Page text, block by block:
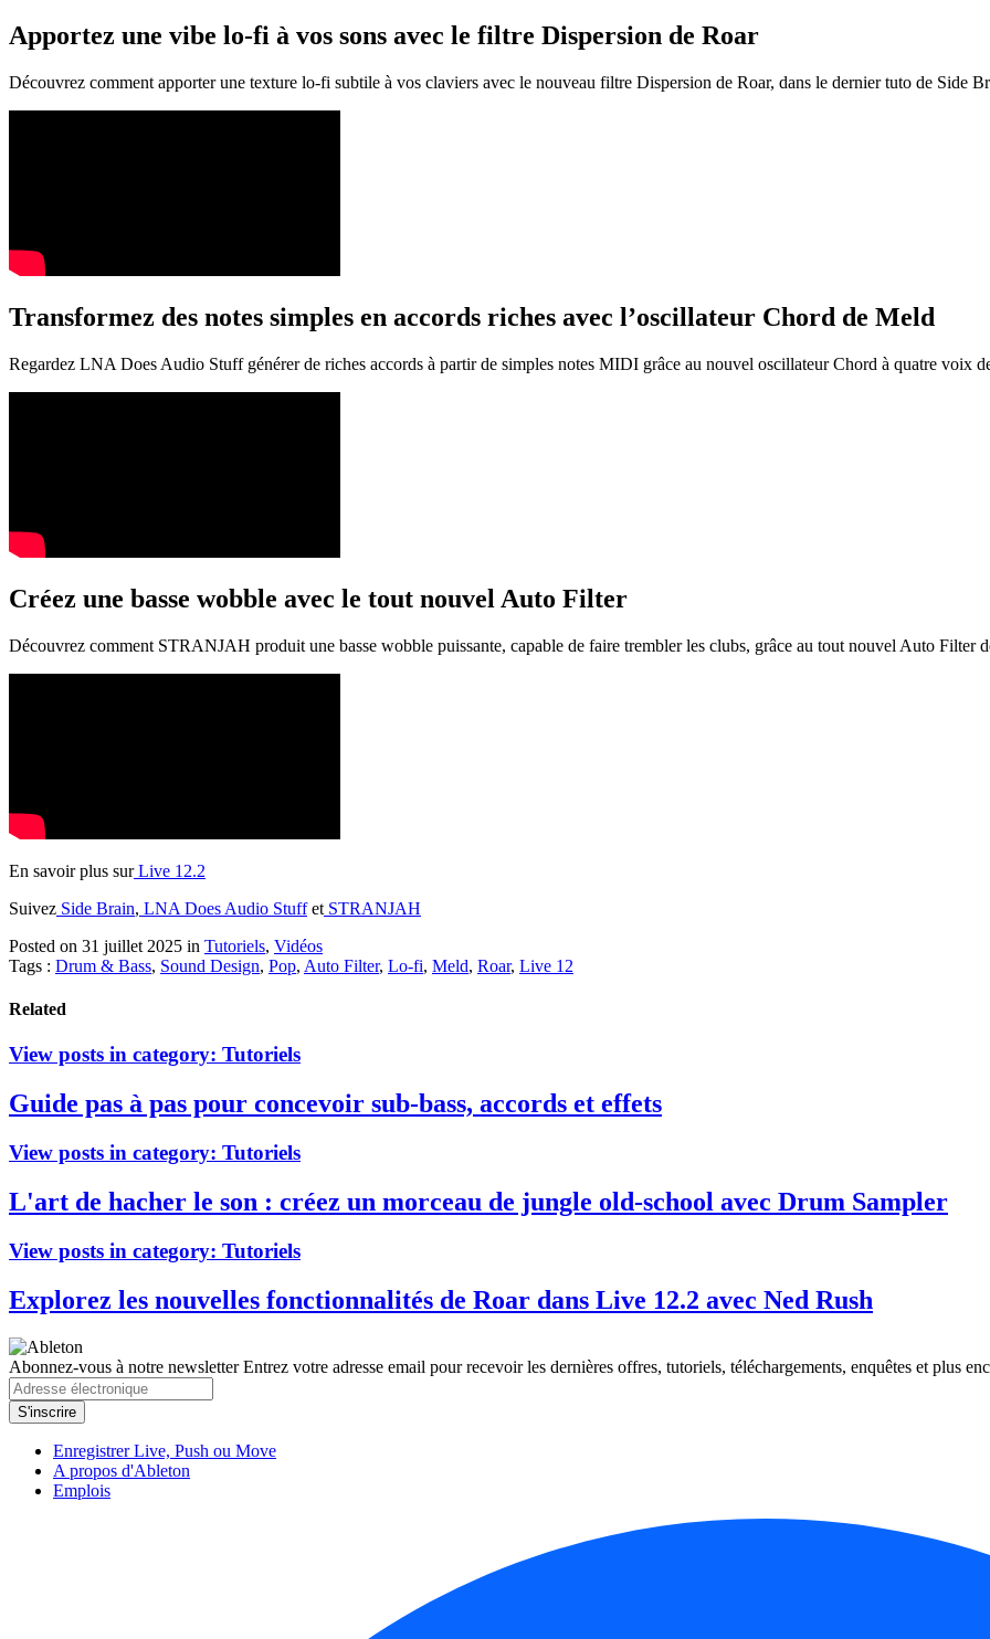
Apportez une vibe lo-fi à vos sons avec le filtre Dispersion de Roar
Découvrez comment apporter une texture lo-fi subtile à vos claviers avec le nouveau filtre Dispersion de Roar, dans le dernier tuto de Side
Transformez des notes simples en accords riches avec l’oscillateur Chord de Meld
Regardez LNA Does Audio Stuff générer de riches accords à partir de simples notes MIDI grâce au nouvel oscillateur Chord à quatre voix
Créez une basse wobble avec le tout nouvel Auto Filter
Découvrez comment STRANJAH produit une basse wobble puissante, capable de faire trembler les clubs, grâce au tout nouvel Auto Filter
En savoir plus surLive 12.2
Suivez Side Brain, LNA Does Audio Stuffet STRANJAH
Posted on 31 juillet 2025 in Tutoriels, Vidéos
Tags : Drum & Bass, Sound Design, Pop, Auto Filter, Lo-fi, Meld, Roar, Live 12
Related
View posts in category: Tutoriels
Guide pas à pas pour concevoir sub-bass, accords et effets
View posts in category: Tutoriels
L'art de hacher le son : créez un morceau de jungle old-school avec Drum Sampler
View posts in category: Tutoriels
Explorez les nouvelles fonctionnalités de Roar dans Live 12.2 avec Ned Rush
Abonnez-vous à notre newsletterEntrez votre adresse email pour recevoir les dernières offres, tutoriels, téléchargements, enquêtes et plus
Enregistrer Live, Push ou Move
A propos d'Ableton
Emplois